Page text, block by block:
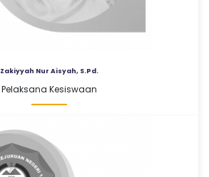
Zakiyyah Nur Aisyah, S.Pd.
Pelaksana Kesiswaan